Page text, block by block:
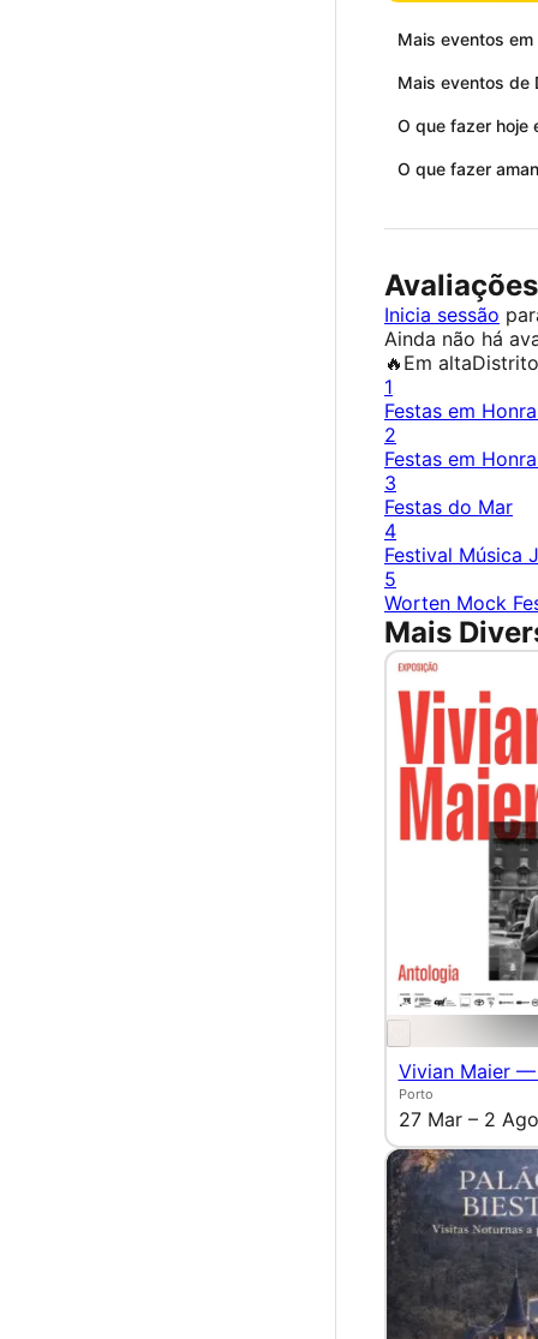
Mais eventos em
Mais eventos de
O que fazer hoje
O que fazer
Avaliações
Inicia sessão
Ainda não há
🔥 Em alta
1
Festas em
2
Festas em
3
Festas do Mar
4
Festival Música
5
Worten Mock
Mais
Vivian Maier
Porto
27 Mar – 2 Ago